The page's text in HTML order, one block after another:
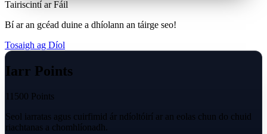
Tairiscintí ar Fáil
Bí ar an gcéad duine a dhíolann an táirge seo!
Tosaigh ag Díol
Iarr Points
11500 Points
Seol iarratas agus cuirfimid ár ndíoltóirí ar an eolas chun do chuid
riachtanas a chomhlíonadh.